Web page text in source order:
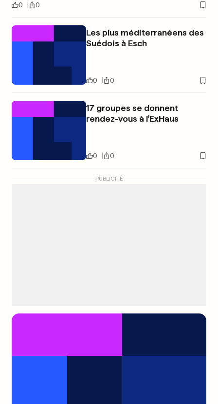
0 0
Les plus méditerranéens des
Suédois à Esch
0 0
17 groupes se donnent
rendez-vous à l'ExHaus
0 0
PUBLICITÉ